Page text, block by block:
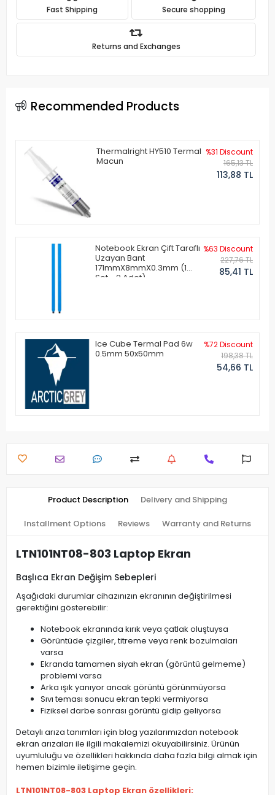
Fast Shipping Secure shopping
Returns and Exchanges
Recommended Products
Thermalright HY510 Termal
Macun
%31 Discount
165,13 TL
113,88 TL
Notebook Ekran Çift Taraflı
Uzayan Bant
171mmX8mmX0.3mm (1
Set - 2 Adet)
%63 Discount
227,76 TL
85,41 TL
Ice Cube Termal Pad 6w
0.5mm 50x50mm
%72 Discount
198,38 TL
54,66 TL
Product Description Delivery and Shipping
Installment Options Reviews Warranty and Returns
LTN101NT08-803 Laptop Ekran
Başlıca Ekran Değişim Sebepleri
Aşağıdaki durumlar cihazınızın ekranının değiştirilmesi
gerektiğini gösterebilir:
Notebook ekranında kırık veya çatlak oluştuysa
Görüntüde çizgiler, titreme veya renk bozulmaları
varsa
Ekranda tamamen siyah ekran (görüntü gelmeme)
problemi varsa
Arka ışık yanıyor ancak görüntü görünmüyorsa
Sıvı teması sonucu ekran tepki vermiyorsa
Fiziksel darbe sonrası görüntü gidip geliyorsa
Detaylı arıza tanımları için blog yazılarımızdan notebook
ekran arızaları ile ilgili makalemizi okuyabilirsiniz. Ürünün
uyumluluğu ve özellikleri hakkında daha fazla bilgi almak için
hemen bizimle iletişime geçin.
LTN101NT08-803 Laptop Ekran özellikleri: